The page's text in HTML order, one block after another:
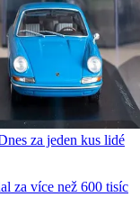
za jeden kus lidé
za více než 600 tisíc